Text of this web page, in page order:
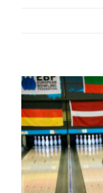
Katso
kuvaa
isompana